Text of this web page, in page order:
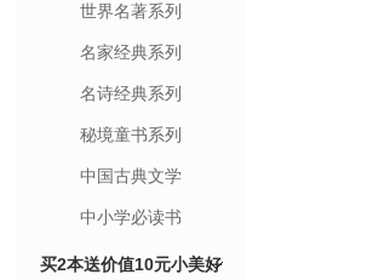
世界名著系列
名家经典系列
名诗经典系列
秘境童书系列
中国古典文学
中小学必读书
买2本送价值10元小美好